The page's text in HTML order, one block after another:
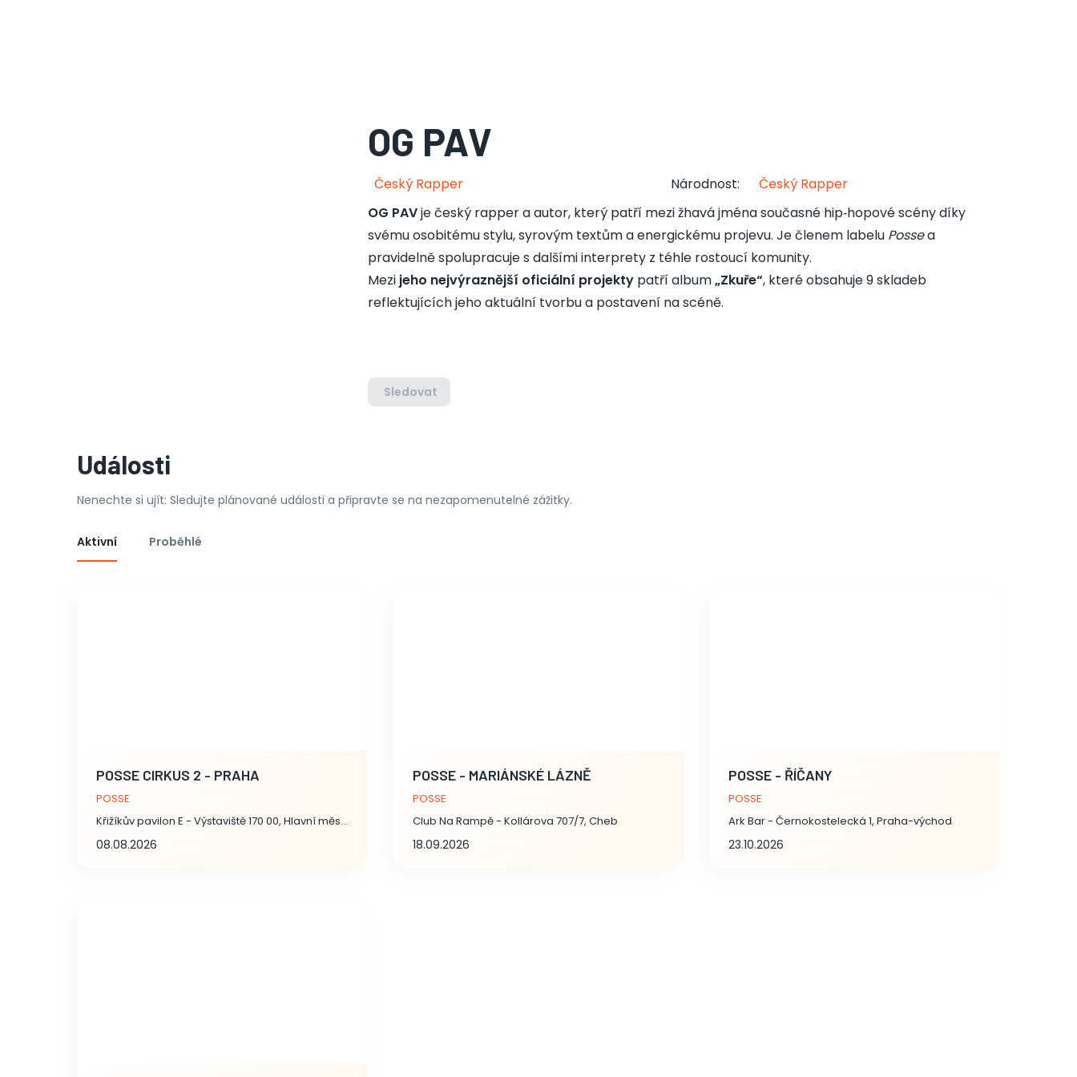
OG PAV
Český Rapper Národnost:
Český Rapper
OG PAVje český rapper a autor, který patří mezi žhavá jména současné hip‑hopové scény díky
svému osobitému stylu, syrovým textům a energickému projevu. Je členem labelu Possea
pravidelně spolupracuje s dalšími interprety z téhle rostoucí komunity.
Mezi jeho nejvýraznější oficiální projektypatří album„Zkuře“, které obsahuje 9 skladeb
reflektujících jeho aktuální tvorbu a postavení na scéně.
Sledovat
Události
Nenechte si ujít: Sledujte plánované události a připravte se na nezapomenutelné zážitky.
Aktivní Proběhlé
POSSE CIRKUS 2 - PRAHA
POSSE
Křižíkův pavilon E - Výstaviště 170 00, Hlavní město Praha
08.08.2026
POSSE - MARIÁNSKÉ LÁZNĚ
POSSE
Club Na Rampě - Kollárova 707/7, Cheb
18.09.2026
POSSE - ŘÍČANY
POSSE
Ark Bar - Černokostelecká 1, Praha-východ
23.10.2026